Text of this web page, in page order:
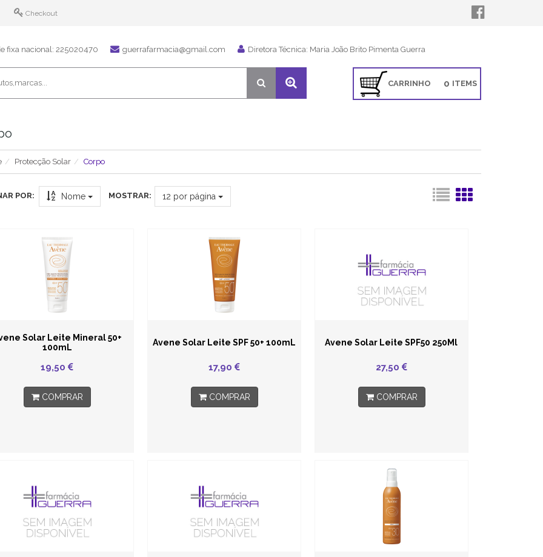
Checkout
fixa nacional: 225020470 guerrafarmacia@gmail.com Diretora Técnica: Maria João Brito Pimenta Guerra
CARRINHO ITEMS
0
Protecção Solar Corpo
POR: Nome MOSTRAR: 12 por página
Solar Leite Mineral 50+
100mL
19,50
COMPRAR
Avene Solar Leite SPF 50+ 100mL
17,90
COMPRAR
Avene Solar Leite SPF50 250Ml
27,50
COMPRAR